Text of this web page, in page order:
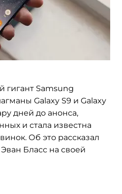
гигант Samsung
Galaxy S9 и Galaxy
дней до анонса,
и стала известна
Об это рассказал
Бласс на своей